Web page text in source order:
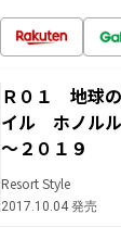
Ｒ０１ 地球
イル ホノル
～２０１９
Resort Style
2017.10.04 発売